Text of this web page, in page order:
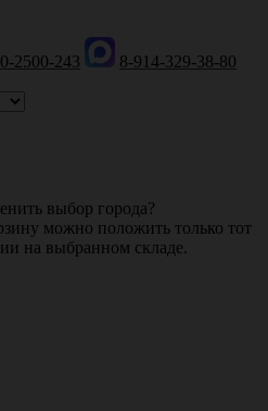
2500-243
8-914-329-38-80
выбор города?
можно положить только тот
на выбранном складе.